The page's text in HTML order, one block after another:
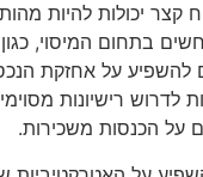
קצר יכולות להיות
בתחום המיסוי, כגון
להשפיע על אחזקת
לדרוש רישיונות
על הכנסות משכירות.